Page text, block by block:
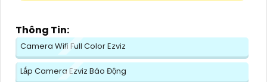
Thông Tin:
Camera Wifi Full Color Ezviz
Lắp Camera Ezviz Báo Động